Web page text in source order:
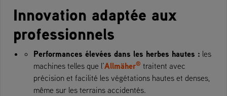
Innovation adaptée aux
professionnels
Performances élevées dans les herbes hautes : les
machines telles que l’Allmäher® traitent avec
précision et facilité les végétations hautes et denses,
même sur les terrains accidentés.